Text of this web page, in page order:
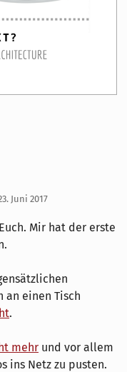
Juni 2017
Mir hat der erste
an einen Tisch
.
mehr und vor allem
ins Netz zu pusten.